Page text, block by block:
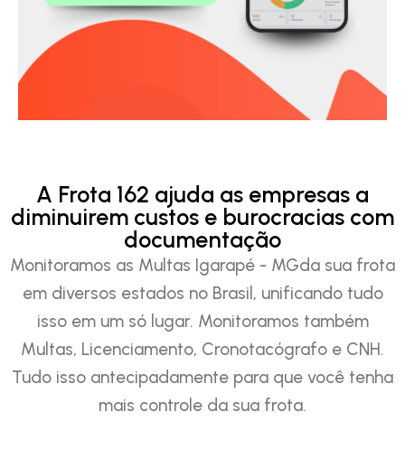
A Frota 162 ajuda as empresas a
diminuirem custos e burocracias com
documentação
Monitoramos as Multas Igarapé - MGda sua frota
em diversos estados no Brasil, unificando tudo
isso em um só lugar. Monitoramos também
Multas, Licenciamento, Cronotacógrafo e CNH.
Tudo isso antecipadamente para que você tenha
mais controle da sua frota.